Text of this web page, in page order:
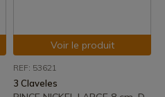
Voir le produit
REF: 53621
3 Claveles